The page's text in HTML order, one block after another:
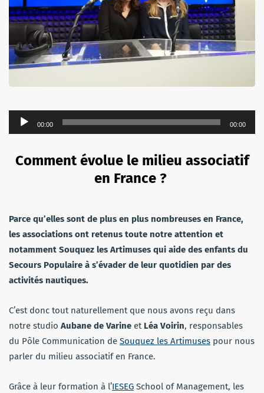
Lecteur
audio
00:00 00:00
Comment évolue le milieu associatif
en France ?
Parce qu’elles sont de plus en plus nombreuses en France,
les associations ont retenus toute notre attention et
notamment Souquez les Artimuses qui aide des enfants du
Secours Populaire à s’évader de leur quotidien par des
activités nautiques.
C’est donc tout naturellement que nous avons reçu dans
notre studio Aubane de Varine et Léa Voirin, responsables
du Pôle Communication de Souquez les Artimuses pour nous
parler du milieu associatif en France.
Grâce à leur formation à l’IESEG School of Management, les